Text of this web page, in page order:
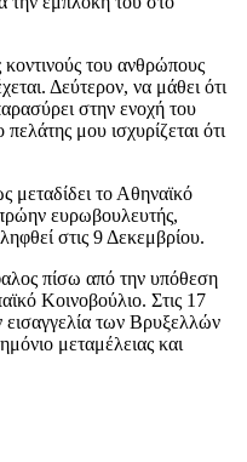
του ανθρώπους
Δεύτερον, να μάθει ότι
στην ενοχή του
μου ισχυρίζεται ότι
μεταδίδει το Αθηναϊκό
ευρωβουλευτής,
στις 9 Δεκεμβρίου.
πίσω από την υπόθεση
Κοινοβούλιο. Στις 17
εισαγγελία των Βρυξελλών
μεταμέλειας και